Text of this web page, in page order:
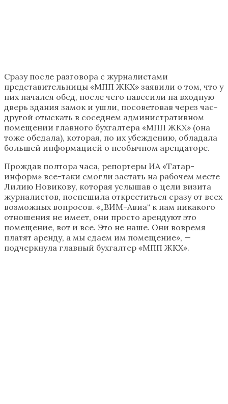
Сразу после разговора с журналистами
представительницы «МПП ЖКХ» заявили о том, что у
них начался обед, после чего навесили на входную
дверь здания замок и ушли, посоветовав через час-
другой отыскать в соседнем административном
помещении главного бухгалтера «МПП ЖКХ» (она
тоже обедала), которая, по их убеждению, обладала
большей информацией о необычном арендаторе.
Прождав полтора часа, репортеры ИА «Татар-
информ» все-таки смогли застать на рабочем месте
Лилию Новикову, которая услышав о цели визита
журналистов, поспешила откреститься сразу от всех
возможных вопросов. «„ВИМ-Авиа“ к нам никакого
отношения не имеет, они просто арендуют это
помещение, вот и все. Это не наше. Они вовремя
платят аренду, а мы сдаем им помещение», —
подчеркнула главный бухгалтер «МПП ЖКХ».